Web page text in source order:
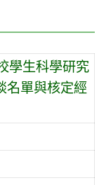
學生科學研究
名單與核定經